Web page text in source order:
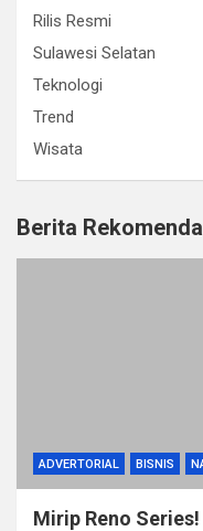
Rilis Resmi
Sulawesi Selatan
Teknologi
Trend
Wisata
Berita
ADVERTORIAL BISNIS
Mirip Reno